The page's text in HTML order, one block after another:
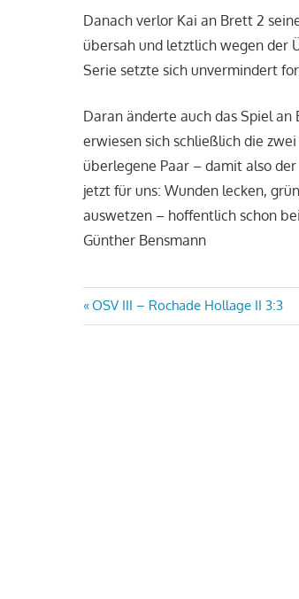
Danach verlor Kai an Brett 2
übersah und letztlich wegen der
Serie setzte sich unvermindert
Daran änderte auch das Spiel
erwiesen sich schließlich die
überlegene Paar – damit also
jetzt für uns: Wunden lecken,
auswetzen – hoffentlich schon
Günther Bensmann
Beitragsnavigation
Vorheriger
Beitrag:
OSV III – Rochade Hollage II 3:3